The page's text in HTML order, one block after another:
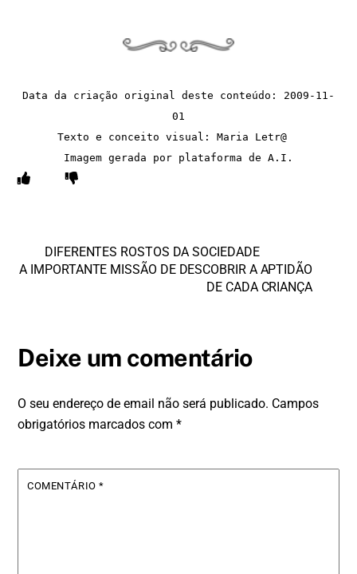
Data da criação original deste conteúdo: 2009-11-
01
Texto e conceito visual: Maria Letr@
Imagem gerada por plataforma de A.I.
DIFERENTES ROSTOS DA SOCIEDADE
A IMPORTANTE MISSÃO DE DESCOBRIR A APTIDÃO
DE CADA CRIANÇA
Deixe um comentário
O seu endereço de email não será publicado. Campos
obrigatórios marcados com*
COMENTÁRIO*